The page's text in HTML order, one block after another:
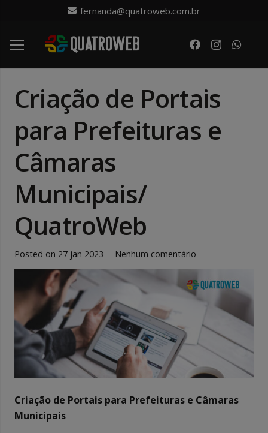
fernanda@quatroweb.com.br
Criação de Portais
para Prefeituras e
Câmaras
Municipais/
QuatroWeb
Posted on 27 jan 2023 Nenhum comentário
Criação de Portais para Prefeituras e Câmaras
Municipais